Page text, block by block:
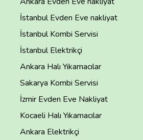
İstanbul Evden Eve nakliyat
İstanbul Kombi Servisi
İstanbul Elektrikçi
Ankara Halı Yıkamacılar
Sakarya Kombi Servisi
İzmir Evden Eve Nakliyat
Kocaeli Halı Yıkamacılar
Ankara Elektrikçi